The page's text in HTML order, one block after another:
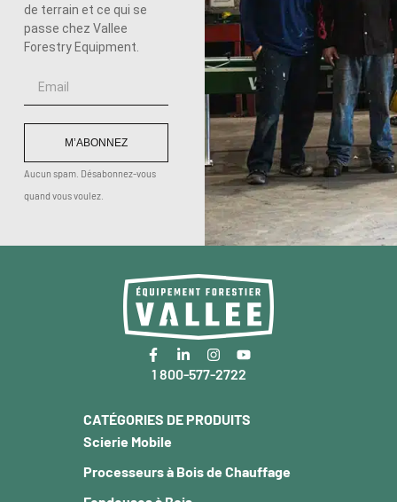
de terrain et ce qui se
passe chez Vallee
Forestry Equipment.
M’ABONNEZ
Aucun spam. Désabonnez-vous
quand vous voulez.
1 800-577-2722
CATÉGORIES DE PRODUITS
Scierie Mobile
Processeurs à Bois de Chauffage